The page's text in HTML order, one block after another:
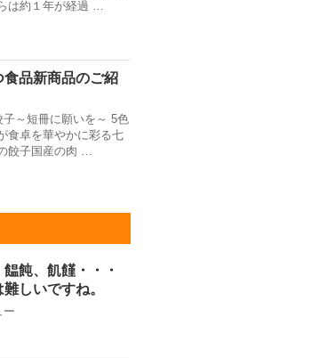
は約１年が経過 …
食品新商品のご紹
子～短冊に願いを～ 5色
食卓を華やかに彩る七
餃子国産の肉 …
飩、飢饉・・・
しいですね。
ー